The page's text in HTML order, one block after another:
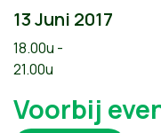
13 Juni 2017
18.00u -
21.00u
Voorbij